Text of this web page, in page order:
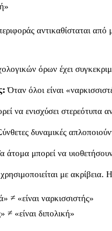
αντικαθίσταται από
όρων έχει
Όταν όλοι είναι
να ενισχύσει στερεότυπα
δυναμικές
άτομα μπορεί να
με ακρίβεια. Η
≠ «είναι ναρκισσιστής»
≠ «είναι διπολική»